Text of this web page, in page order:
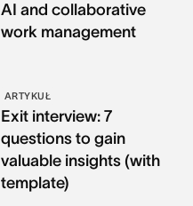
AI and collaborative
work management
ARTYKUŁ
Exit interview: 7
questions to gain
valuable insights (with
template)